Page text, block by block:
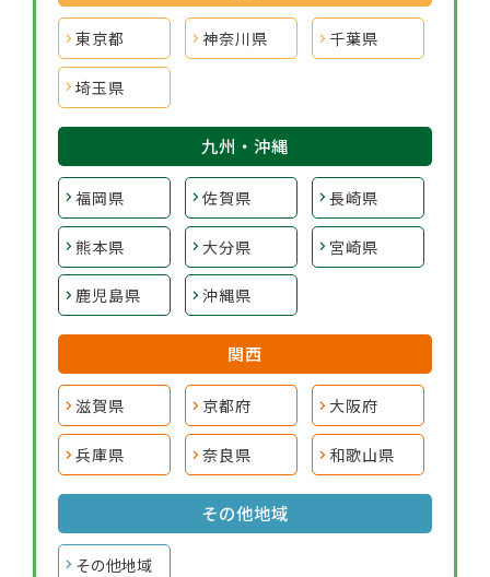
東京都 神奈川県 千葉県
埼玉県
九州・沖縄
福岡県 佐賀県 長崎県
熊本県 大分県 宮崎県
鹿児島県 沖縄県
関西
滋賀県 京都府 大阪府
兵庫県 奈良県 和歌山県
その他地域
その他地域